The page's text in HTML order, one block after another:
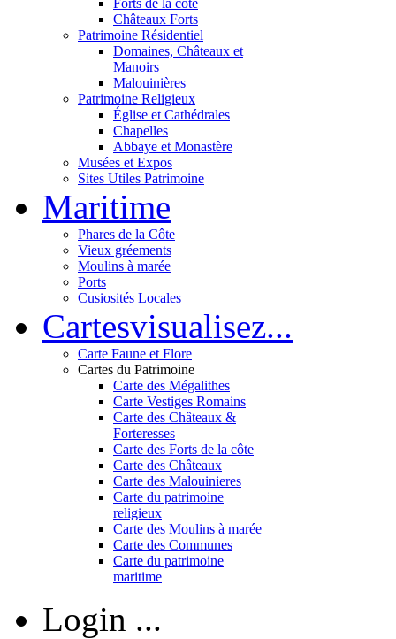
Forts de la côte
Châteaux Forts
Patrimoine Résidentiel
Domaines, Châteaux et
Manoirs
Malouinières
Patrimoine Religieux
Église et Cathédrales
Chapelles
Abbaye et Monastère
Musées et Expos
Sites Utiles Patrimoine
Maritime
Phares de la Côte
Vieux gréements
Moulins à marée
Ports
Cusiosités Locales
Cartesvisualisez...
Carte Faune et Flore
Cartes du Patrimoine
Carte des Mégalithes
Carte Vestiges Romains
Carte des Châteaux &
Forteresses
Carte des Forts de la côte
Carte des Châteaux
Carte des Malouinieres
Carte du patrimoine
religieux
Carte des Moulins à marée
Carte des Communes
Carte du patrimoine
maritime
Login ...